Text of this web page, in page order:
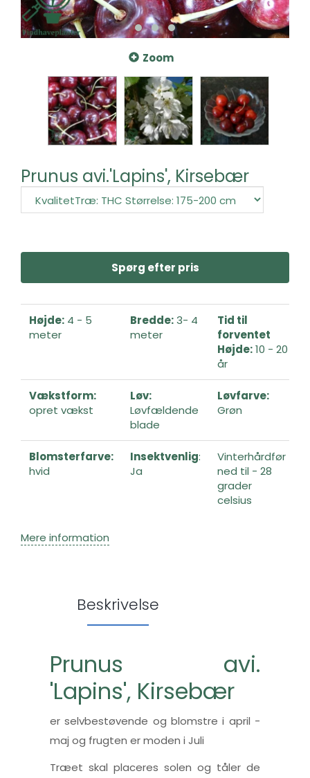
Zoom
Prunus avi.'Lapins', Kirsebær
Spørg efter pris
Højde: 4 - 5
meter
Bredde:3- 4
meter
Tid til
forventet
Højde:10 - 20
år
Vækstform:
opret vækst
Løv:
Løvfældende
blade
Løvfarve:
Grøn
Blomsterfarve:
hvid
Insektvenlig:
Ja
Vinterhårdfør
ned til - 28
grader
celsius
Mere information
Beskrivelse
Prunus avi.
'Lapins', Kirsebær
er selvbestøvende og blomstre i april -
maj og frugten er moden i Juli
Træet skal placeres solen og tåler de